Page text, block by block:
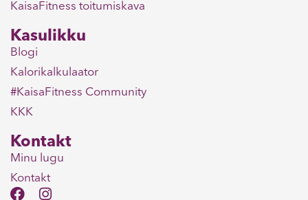
KaisaFitness toitumiskava
Kasulikku
Blogi
Kalorikalkulaator
#KaisaFitness Community
KKK
Kontakt
Minu lugu
Kontakt
F I